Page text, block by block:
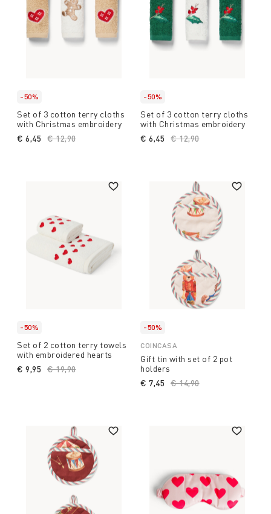
-50%
Set of 3 cotton terry cloths
with Christmas embroidery
Price reduced from
€ 12,90to
€ 6,45
-50%
Set of 3 cotton terry cloths
with Christmas embroidery
Price reduced from
€ 12,90to
€ 6,45
-50%
Set of 2 cotton terry towels
with embroidered hearts
Price reduced from
€ 19,90to
€ 9,95
-50%
COINCASA
Gift tin with set of 2 pot
holders
Price reduced from
€ 14,90to
€ 7,45